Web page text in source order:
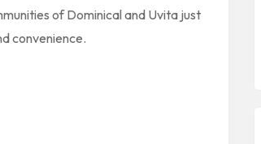
of Dominical and Uvita just
convenience.